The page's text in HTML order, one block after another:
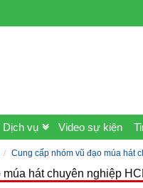
Dịch vụ Video sự kiện
Cung cấp nhóm vũ đạo múa hát
hát chuyên nghiệp